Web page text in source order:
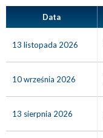
Data
13 listopada 2026
10 września 2026
13 sierpnia 2026